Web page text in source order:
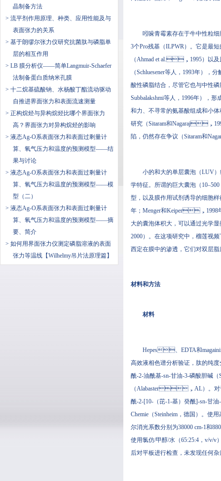
晶制备方法
> 流平剂作用原理、种类、应用性能及与
表面张力的关系
> 基于朗缪尔张力仪研究抗菌肽与磷脂单
层的相互作用
> LB 膜分析仪——​简单Langmuir-Schaefer
法制备蛋白质纳米孔膜
> 十二烷基硫酸钠、水杨酸丁酯流动驱动
自推进界面张力和表面流速测量
> 正构烷烃与异构烷烃比哪个界面张力
高？界面张力对​异构烷烃的影响
> 液态Ag-O系表面张力和表面过剩量计
算、氧气压力和温度的预测模型——结
果与讨论
> 液态Ag-O系表面张力和表面过剩量计
算、氧气压力和温度的预测模型——模
型（二）
> 液态Ag-O系表面张力和表面过剩量计
算、氧气压力和温度的预测模型——摘
要、简介
> 如何用界面张力仪测定磷脂溶液的表面
张力等温线【Wilhelmy吊片法原理篇】
吲哚青霉素存在于牛中性粒细胞
3个Pro残基（ILPWR）。它是最
（Ahmad et al.，1995）以
（Schluesener等人，1993年）
酸性磷脂结合，尽管它也与中性磷
Subbalakshmi等人，1996年）
和力、不寻常的氨基酸组成和小
研究（Sitaram和Nagaraj，1999
陷，仍然存在争议（Sitaram和
小的和大的单层囊泡（LUV）
学特征。所谓的巨大囊泡（10–500
型，以及膜作用试剂诱导的细胞
年；Menger和Keiper，1998年
大的囊泡体积大，可以通过光
2000）。在这项研究中，榴莲
西定在膜中的渗透，它们对双层脂
材料和方法
材料
Hepes、EDTA和magainin
高效液相色谱分析验证，肽的纯
酰-2-油酰基-sn-甘油-3-磷酸胆碱（
（Alabaster，AL）。对
酰-2-[10-（芘-1-基）癸酰]-sn-甘油
Chemie（Steinheim，德国）
尔消光系数分别为38000 cm-1和
使用氯仿/甲醇/水（65:25:4，v/v/v
后对平板进行检查，未发现任何杂质